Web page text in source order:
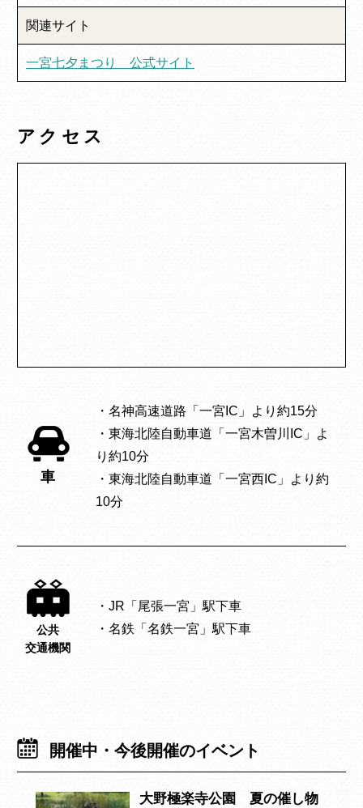
関連サイト
一宮七夕まつり 公式サイト
アクセス
車
・名神高速道路「一宮IC」より約15分
・東海北陸自動車道「一宮木曽川IC」よ
り約10分
・東海北陸自動車道「一宮西IC」より約
10分
公共
交通機関
・JR「尾張一宮」駅下車
・名鉄「名鉄一宮」駅下車
開催中・今後開催のイベント
大野極楽寺公園 夏の催し物